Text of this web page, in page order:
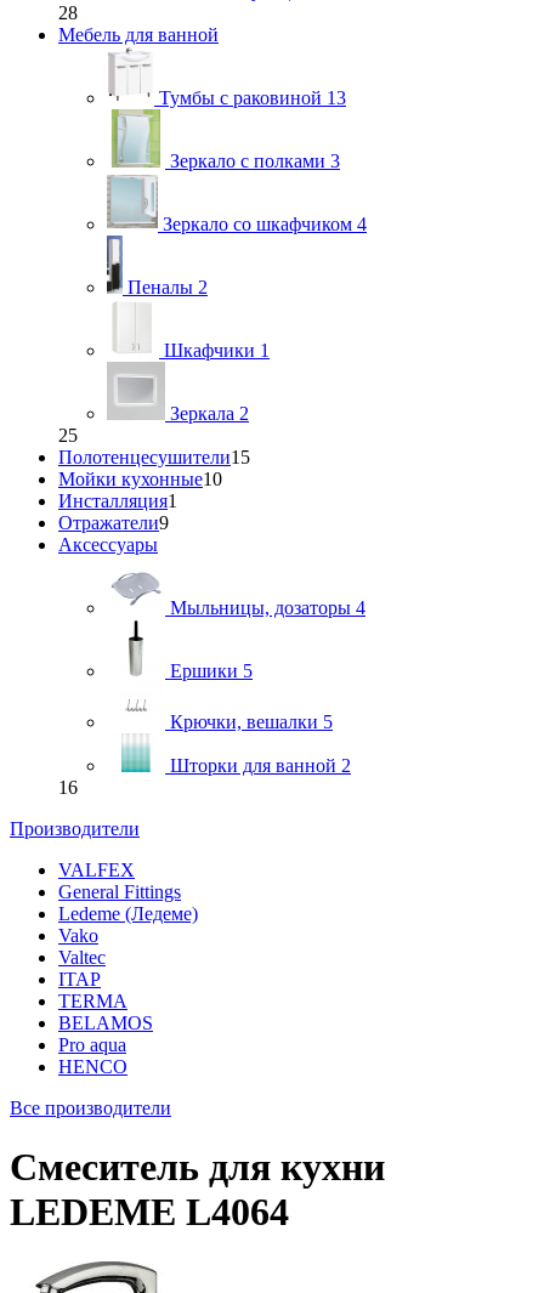
28
Мебель для ванной
Тумбы с раковиной 13
Зеркало с полками 3
Зеркало со шкафчиком 4
Пеналы 2
Шкафчики 1
Зеркала 2
25
Полотенцесушители15
Мойки кухонные10
Инсталляция1
Отражатели9
Аксессуары
Мыльницы, дозаторы 4
Ершики 5
Крючки, вешалки 5
Шторки для ванной 2
16
Производители
VALFEX
General Fittings
Ledeme (Ледеме)
Vako
Valtec
ITAP
TERMA
BELAMOS
Pro aqua
HENCO
Все производители
Смеситель для кухни
LEDEME L4064